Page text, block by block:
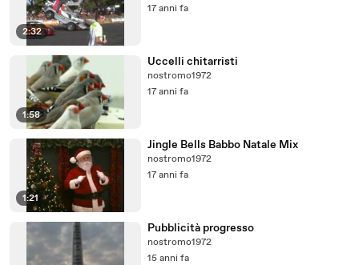
2:32
17 anni fa
1:58
Uccelli chitarristi
nostromo1972
17 anni fa
1:21
Jingle Bells Babbo Natale Mix
nostromo1972
17 anni fa
Pubblicità progresso
nostromo1972
15 anni fa